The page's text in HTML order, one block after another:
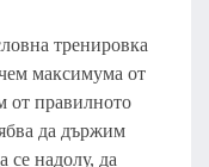
тренировка
максимума от
от правилното
да държим
се надолу, да